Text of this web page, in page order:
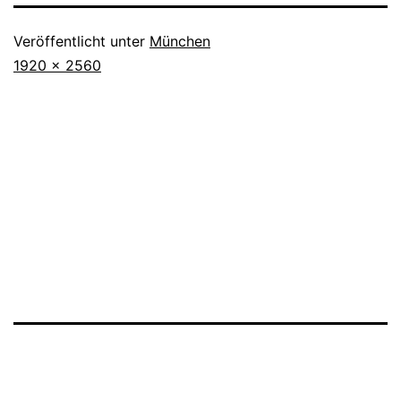
Veröffentlicht unter München
Originalgröße
1920 × 2560